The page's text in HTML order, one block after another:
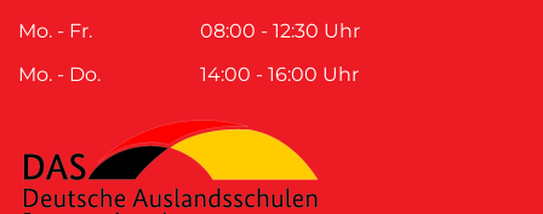
Mo. - Fr.
08:00 - 12:30 Uhr
Mo. - Do.
14:00 - 16:00 Uhr